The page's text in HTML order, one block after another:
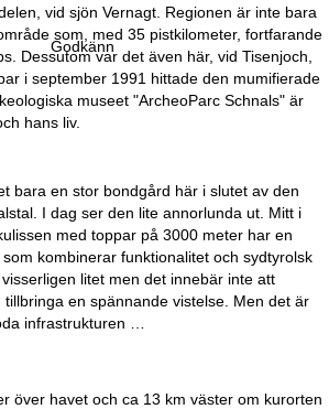
Godkänn
vid sjön Vernagt. Regionen är inte bara
som, med 35 pistkilometer, fortfarande
Dessutom var det även här, vid Tisenjoch,
i september 1991 hittade den mumifierade
museet "ArcheoParc Schnals" är
hans liv.
bara en stor bondgård här i slutet av den
I dag ser den lite annorlunda ut. Mitt i
med toppar på 3000 meter har en
kombinerar funktionalitet och sydtyrolsk
litet men det innebär inte att
en spännande vistelse. Men det är
infrastrukturen …
över havet och ca 13 km väster om kurorten